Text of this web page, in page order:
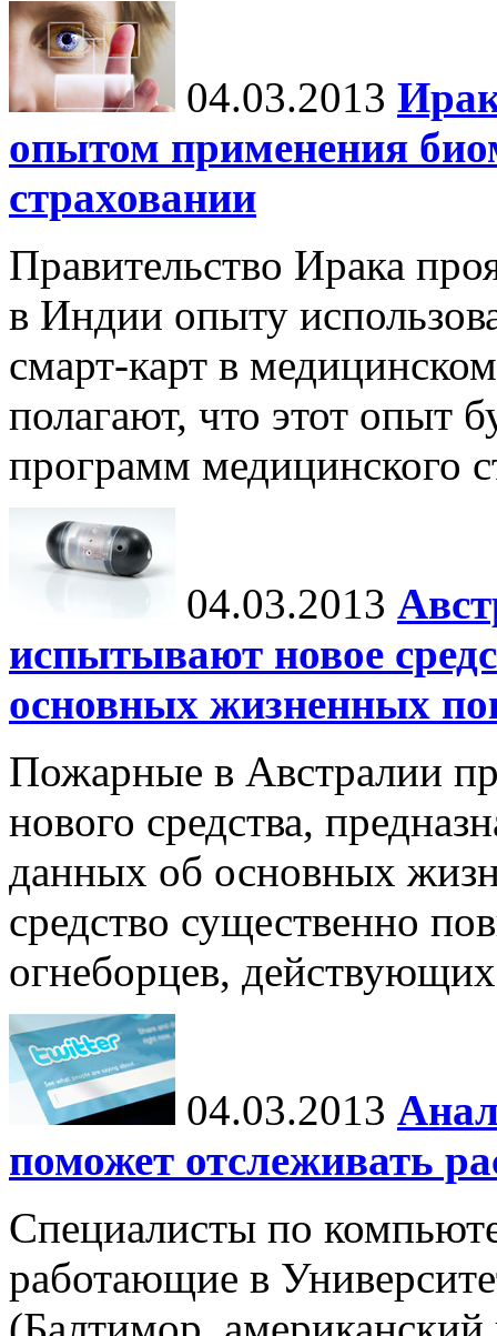
04.03.2013
опытом применения
страховании
Правительство Ирака
в Индии опыту
смарт-карт в
полагают, что этот опыт
программ медицинского
04.03.2013
испытывают новое
основных жизненных
Пожарные в Австралии
нового средства,
данных об основных
средство существенно
огнеборцев,
04.03.2013
поможет отслеживать
Специалисты по
работающие в